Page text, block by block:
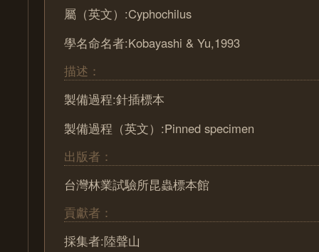
屬（英文）:Cyphochilus
學名命名者:Kobayashi & Yu,1993
描述：
製備過程:針插標本
製備過程（英文）:Pinned specimen
出版者：
台灣林業試驗所昆蟲標本館
貢獻者：
採集者:陸聲山